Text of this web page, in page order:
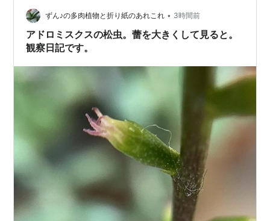
ずん♪の多肉植物と折り紙のあれこれ • 3時間前
アドロミスクスの松虫。蕾を大きくして見ると。
観察日記です。